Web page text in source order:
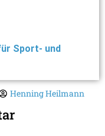
Sport- und
Henning Heilmann